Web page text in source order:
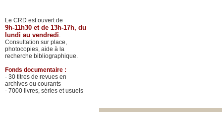
Le CRD est ouvert de
9h-11h30 et de 13h-17h, du
lundi au vendredi.
Consultation sur place,
photocopies, aide à la
recherche bibliographique.
Fonds documentaire :
- 30 titres de revues en
archives ou courants
- 7000 livres, séries et usuels